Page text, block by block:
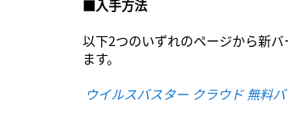
■入手方法
以下2つのいずれのページから新
ます。
ウイルスバスター クラウド 無料